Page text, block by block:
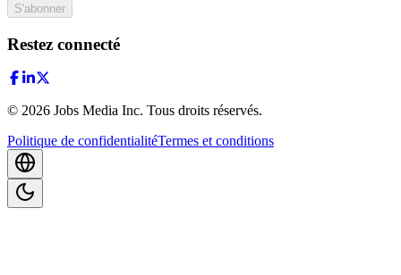
S'abonner
Restez connecté
© 2026 Jobs Media Inc. Tous droits réservés.
Politique de confidentialitéTermes et conditions